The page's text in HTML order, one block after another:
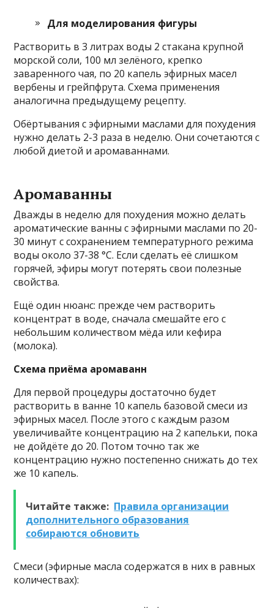
Для моделирования фигуры
Растворить в 3 литрах воды 2 стакана крупной
морской соли, 100 мл зелёного, крепко
заваренного чая, по 20 капель эфирных масел
вербены и грейпфрута. Схема применения
аналогична предыдущему рецепту.
Обёртывания с эфирными маслами для похудения
нужно делать 2-3 раза в неделю. Они сочетаются с
любой диетой и аромаваннами.
Аромаванны
Дважды в неделю для похудения можно делать
ароматические ванны с эфирными маслами по 20-
30 минут с сохранением температурного режима
воды около 37-38 °С. Если сделать её слишком
горячей, эфиры могут потерять свои полезные
свойства.
Ещё один нюанс: прежде чем растворить
концентрат в воде, сначала смешайте его с
небольшим количеством мёда или кефира
(молока).
Схема приёма аромаванн
Для первой процедуры достаточно будет
растворить в ванне 10 капель базовой смеси из
эфирных масел. После этого с каждым разом
увеличивайте концентрацию на 2 капельки, пока
не дойдёте до 20. Потом точно так же
концентрацию нужно постепенно снижать до тех
же 10 капель.
Читайте также: Правила организации
дополнительного образования
собираются обновить
Смеси (эфирные масла содержатся в них в равных
количествах):